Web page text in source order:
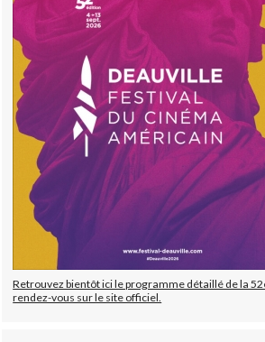
Retrouvez bientôt ici le programme détaillé de la
rendez-vous sur le site officiel.